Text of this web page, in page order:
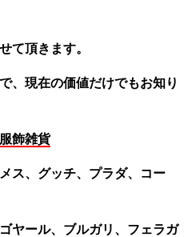
て頂きます。
、現在の価値だけでもお知り
飾雑貨
ス、グッチ、プラダ、コー
ヤール、ブルガリ、フェラガ